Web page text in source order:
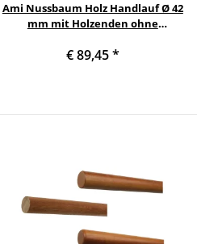
Ami Nussbaum Holz Handlauf Ø 42
mm mit Holzenden ohne
Radius gefräst
€ 89,45*